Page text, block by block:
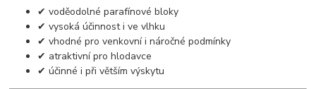
✔ voděodolné parafínové bloky
✔ vysoká účinnost i ve vlhku
✔ vhodné pro venkovní i náročné podmínky
✔ atraktivní pro hlodavce
✔ účinné i při větším výskytu